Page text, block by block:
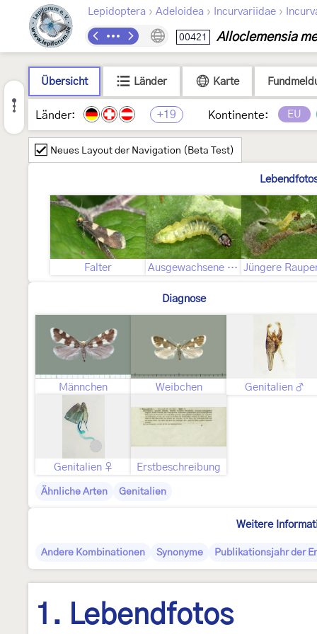
Lepidoptera › Adeloidea › Incurvariidae ›
00421 Alloclemensia
Übersicht Länder Karte
Länder: +19 Kontinente: EU
Neues Layout der Navigation (Beta Test)
Falter Ausgewachsene Raupe
Diagnose
Männchen Weibchen Genitalien ♂
Genitalien ♀ Erstbeschreibung
Ähnliche Arten Genitalien
Weitere
Andere Kombinationen Synonyme Publikationsjahr der
1. Lebendfotos